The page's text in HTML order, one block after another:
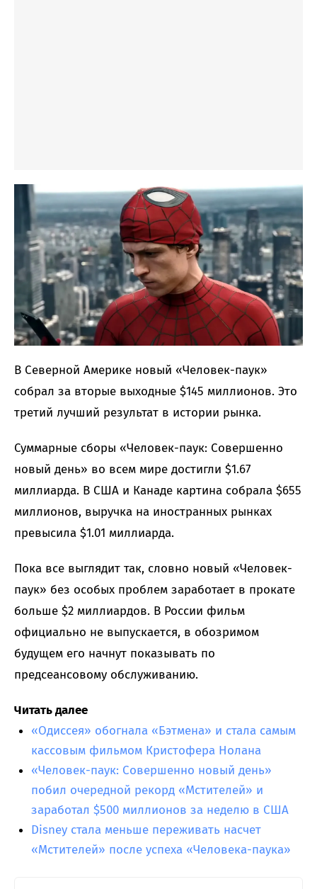
В Северной Америке новый «Человек-паук»
собрал за вторые выходные $145 миллионов. Это
третий лучший результат в истории рынка.
Суммарные сборы «Человек-паук: Совершенно
новый день» во всем мире достигли $1.67
миллиарда. В США и Канаде картина собрала $655
миллионов, выручка на иностранных рынках
превысила $1.01 миллиарда.
Пока все выглядит так, словно новый «Человек-
паук» без особых проблем заработает в прокате
больше $2 миллиардов. В России фильм
официально не выпускается, в обозримом
будущем его начнут показывать по
предсеансовому обслуживанию.
Читать далее
«Одиссея» обогнала «Бэтмена» и стала самым
кассовым фильмом Кристофера Нолана
«Человек-паук: Совершенно новый день»
побил очередной рекорд «Мстителей» и
заработал $500 миллионов за неделю в США
Disney стала меньше переживать насчет
«Мстителей» после успеха «Человека-паука»